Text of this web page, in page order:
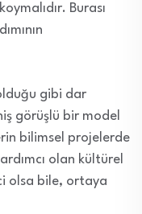
Burası
gibi dar
görüşlü bir model
bilimsel projelerde
olan kültürel
olsa bile, ortaya